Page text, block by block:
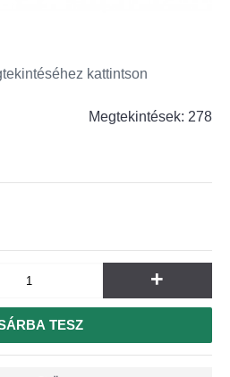
kattintson
Megtekintések: 278
+
TESZ